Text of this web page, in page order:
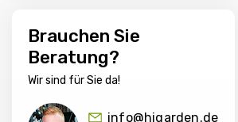
Brauchen Sie
Beratung?
Wir sind für Sie da!
info@higarden.de